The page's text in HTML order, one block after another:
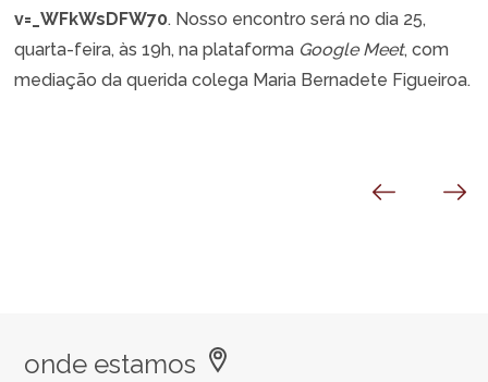
v=_WFkWsDFW70. Nosso encontro será no dia 25,
quarta-feira, às 19h, na plataforma Google Meet, com
mediação da querida colega Maria Bernadete Figueiroa.
onde estamos